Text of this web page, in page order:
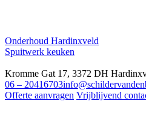
Onderhoud Hardinxveld
Spuitwerk keuken
Kromme Gat 17, 3372 DH
06 – 20416703
Offerte aanvragen Vrijblijvend